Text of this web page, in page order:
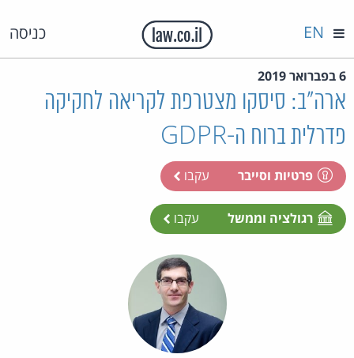
כניסה EN
6 בפברואר 2019
ארה"ב: סיסקו מצטרפת לקריאה לחקיקה
פדרלית ברוח ה-GDPR
פרטיות וסייבר עקבו
רגולציה וממשל עקבו